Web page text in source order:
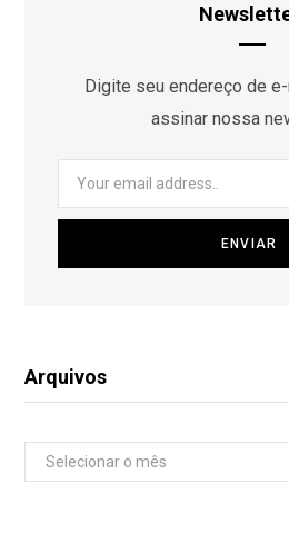
Digite seu endereço de
assinar nossa
Arquivos
Arquivos